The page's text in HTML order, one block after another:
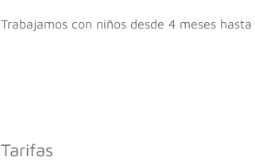
Trabajamos con niños desde 4 meses hasta
Tarifas